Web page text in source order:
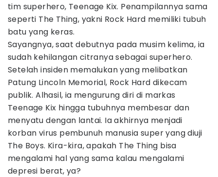
tim superhero, Teenage Kix. Penampilannya sama
seperti The Thing, yakni Rock Hard memiliki tubuh
batu yang keras.
Sayangnya, saat debutnya pada musim kelima, ia
sudah kehilangan citranya sebagai superhero.
Setelah insiden memalukan yang melibatkan
Patung Lincoln Memorial, Rock Hard dikecam
publik. Alhasil, ia mengurung diri di markas
Teenage Kix hingga tubuhnya membesar dan
menyatu dengan lantai. Ia akhirnya menjadi
korban virus pembunuh manusia super yang diuji
The Boys. Kira-kira, apakah The Thing bisa
mengalami hal yang sama kalau mengalami
depresi berat, ya?